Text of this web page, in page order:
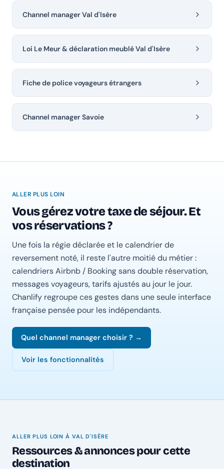
Channel manager Val d'Isère
Loi Le Meur & déclaration meublé Val d'Isère
Fiche de police voyageurs étrangers
Channel manager Savoie
ALLER PLUS LOIN
Vous gérez votre taxe de séjour. Et
vos réservations ?
Une fois la régie déclarée et le calendrier de
reversement noté, il reste l'autre moitié du métier :
calendriers Airbnb / Booking sans double réservation,
messages voyageurs, tarifs ajustés au jour le jour.
Chanlify regroupe ces gestes dans une seule interface
française pensée pour les indépendants.
Quel channel manager choisir ? →
Voir les fonctionnalités
ALLER PLUS LOIN À VAL D'ISÈRE
Ressources & annonces pour cette
destination